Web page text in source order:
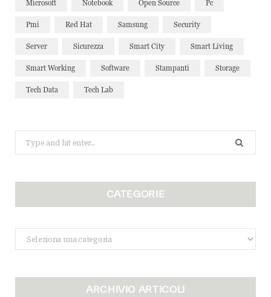
Microsoft Notebook Open Source Pc
Pmi Red Hat Samsung Security
Server Sicurezza Smart City Smart Living
Smart Working Software Stampanti Storage
Tech Data Tech Lab
for:
CATEGORIE
Categorie
ARCHIVIO ARTICOLI